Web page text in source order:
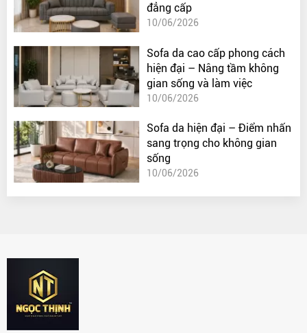
đẳng cấp
10/06/2026
Sofa da cao cấp phong cách
hiện đại – Nâng tầm không
gian sống và làm việc
10/06/2026
Sofa da hiện đại – Điểm nhấn
sang trọng cho không gian
sống
10/06/2026